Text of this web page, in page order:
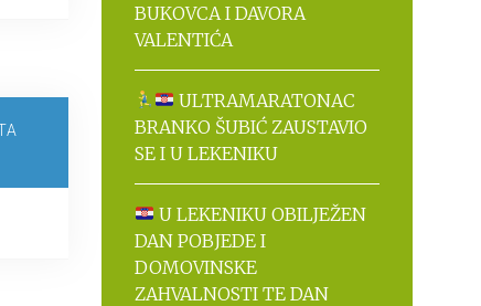
BUKOVCA I DAVORA
VALENTIĆA
ULTRAMARATONAC
BRANKO ŠUBIĆ ZAUSTAVIO
SE I U LEKENIKU
U LEKENIKU OBILJEŽEN
DAN POBJEDE I
DOMOVINSKE
ZAHVALNOSTI TE DAN